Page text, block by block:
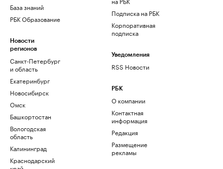
База знаний
РБК Образование
Новости
регионов
Санкт-Петербург
и область
Екатеринбург
Новосибирск
Омск
Башкортостан
Вологодская
область
Калининград
Краснодарский
Подписка на РБК
Корпоративная
подписка
Уведомления
RSS Новости
РБК
О компании
Контактная
информация
Редакция
Размещение
рекламы